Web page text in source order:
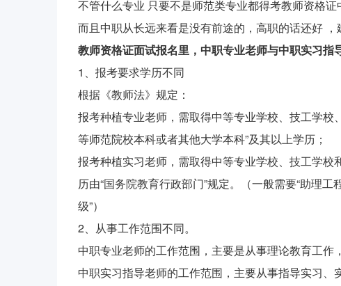
不管什么专业 只要不是师范类专业都得考教师资格
而且中职从长远来看是没有前途的，高职的话还好
教师资格证面试报名里，中职专业老师与中职实习指
1、报考要求学历不同
根据《教师法》规定：
报考种植专业老师，需取得中等专业学校、技工学校
等师范院校本科或者其他大学本科”及其以上学历；
报考种植实习老师，需取得中等专业学校、技工学
历由“国务院教育行政部门”规定。（一般需要“助理
级”）
2、从事工作范围不同。
中职专业老师的工作范围，主要是从事理论教育工作
中职实习指导老师的工作范围，主要从事指导实习、